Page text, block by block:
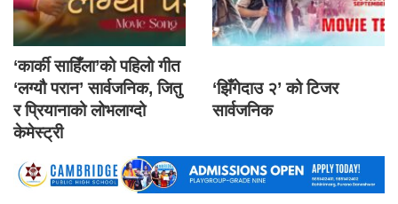
‘कार्की साहिँला’को पहिलो गीत
‘लग्यौ परान’ सार्वजनिक, जितु
र प्रियानाको लोभलाग्दो
केमेस्ट्री
‘झिँगेदाउ २’ को टिजर
सार्वजनिक